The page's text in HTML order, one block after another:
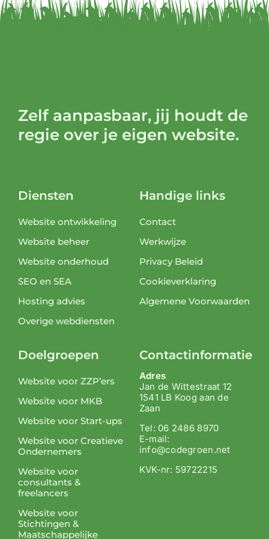
Zelf aanpasbaar, jij houdt de
regie over je eigen website.
Diensten
Website ontwikkeling
Website beheer
Website onderhoud
SEO en SEA
Hosting advies
Overige webdiensten
Handige links
Contact
Werkwijze
Privacy Beleid
Cookieverklaring
Algemene Voorwaarden
Doelgroepen
Website voor ZZP’ers
Website voor MKB
Website voor Start-ups
Website voor Creatieve
Ondernemers
Website voor
consultants &
freelancers
Website voor
Stichtingen &
Maatschappelijke
Contactinformatie
Adres
Jan de Wittestraat 12
1541 LB Koog aan de
Zaan
Tel: 06 2486 8970
E-mail:
info@codegroen.net
KVK-nr: 59722215